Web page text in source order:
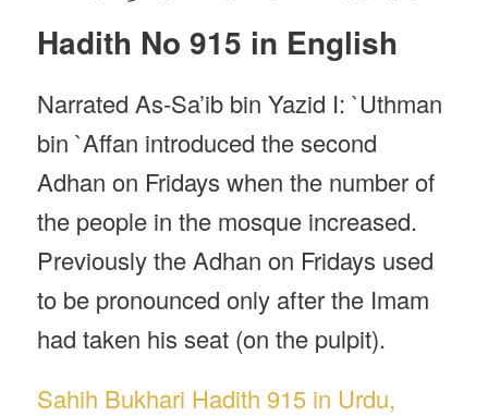
Hadith No 915 in English
Narrated As-Sa’ib bin Yazid I: `Uthman
bin `Affan introduced the second
Adhan on Fridays when the number of
the people in the mosque increased.
Previously the Adhan on Fridays used
to be pronounced only after the Imam
had taken his seat (on the pulpit).
Sahih Bukhari Hadith 915 in Urdu,